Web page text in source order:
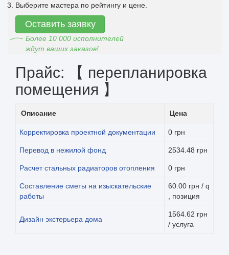
Выберите мастера по рейтингу и цене.
Оставить заявку
Более 10 000 исполнителей
ждут ваших заказов!
Прайс: 【 перепланировка
помещения 】
Описание Цена
Корректировка проектной документации 0 грн
Перевод в нежилой фонд 2534.48 грн
Расчет стальных радиаторов отопления 0 грн
Составление сметы на изыскательские
работы
60.00 грн / q
, позиция
Дизайн экстерьера дома
1564.62 грн
/ услуга